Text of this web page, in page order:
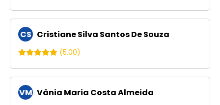
CS Cristiane Silva Santos De Souza
(5.00)
VM Vânia Maria Costa Almeida